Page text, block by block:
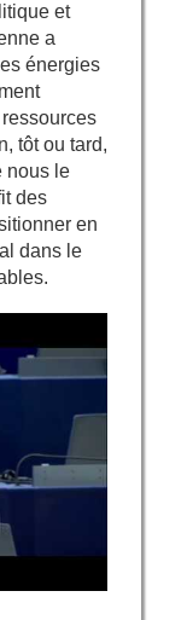
et
a
énergies
tôt ou tard,
nous le
des
en
dans le